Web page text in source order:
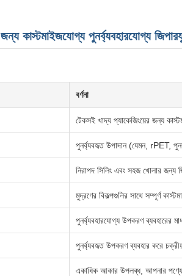
কাস্টমাইজযোগ্য পুনর্ব্যবহারযোগ্য
বর্ণনা
টেকসই খাদ্য প্যাকেজিংয়ের জন্য
পুনর্ব্যবহৃত উপাদান (যেমন, rPET,
নিরাপদ সিলিং এবং সহজ খোলার জন্য
মুদ্রণের বিকল্পগুলির সাথে সম্পূর্ণ
পুনর্ব্যবহারযোগ্য উপকরণ ব্যবহারের
পুনর্ব্যবহৃত উপকরণ ব্যবহার করে
একাধিক আকার উপলব্ধ, আপনার